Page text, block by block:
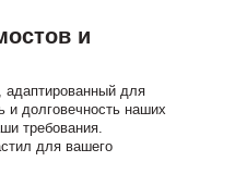
и
адаптированный для
и долговечность наших
требования.
для вашего